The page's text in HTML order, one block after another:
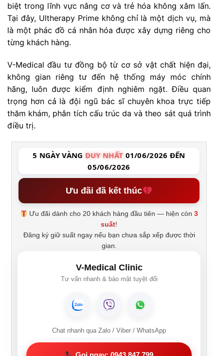
biệt trong lĩnh vực nâng cơ và trẻ hóa không xâm lấn.
Tại đây, Ultherapy Prime không chỉ là một dịch vụ, mà
là một phác đồ cá nhân hóa được xây dựng riêng cho
từng khách hàng.
V-Medical đầu tư đồng bộ từ cơ sở vật chất hiện đại,
không gian riêng tư đến hệ thống máy móc chính
hãng, luôn được kiểm định nghiêm ngặt. Điều quan
trọng hơn cả là đội ngũ bác sĩ chuyên khoa trực tiếp
thăm khám, phân tích cấu trúc da và theo sát quá trình
điều trị.
5 NGÀY VÀNG DUY NHẤT 01/06/2026 ĐẾN
05/06/2026
Ưu đãi đã kết thúc
Ưu đãi dành cho 20 khách hàng đầu tiên — hiện còn3
suất!
Đăng ký giữ suất ngay nếu bạn chưa sắp xếp được thời
gian.
V-Medical Clinic
Tư vấn nhanh & bảo mật tuyệt đối
Chat nhanh qua Zalo / Viber / WhatsApp